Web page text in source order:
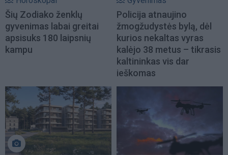
Šių Zodiako ženklų
gyvenimas labai greitai
apsisuks 180 laipsnių
kampu
Policija atnaujino
žmogžudystės bylą, dėl
kurios nekaltas vyras
kalėjo 38 metus – tikrasis
kaltininkas vis dar
ieškomas